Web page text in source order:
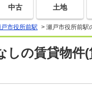
中古 土地
市役所前駅 > 瀬戸市役所前駅
しの賃貸物